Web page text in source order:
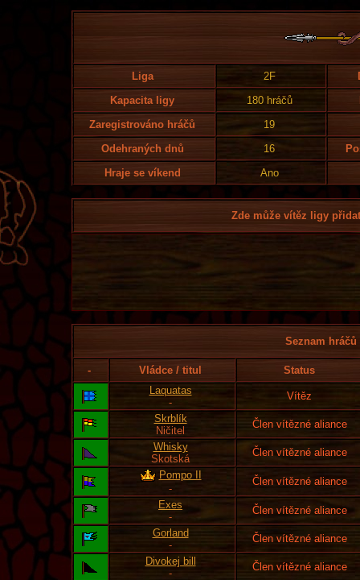
Liga 2F
Kapacita ligy
180 hráčů
Zaregistrováno hráčů
19
Odehraných dnů
16
Hraje se víkend
Ano
Zde může vítěz ligy
Seznam
- Vládce / titul
Status
Laquatas
-
Vítěz
Skrblík
Ničitel
Člen vítězné aliance
Whisky
Skotská
Člen vítězné aliance
Pompo II
-
Člen vítězné aliance
Exes
-
Člen vítězné aliance
Gorland
-
Člen vítězné aliance
Divokej bill
-
Člen vítězné aliance